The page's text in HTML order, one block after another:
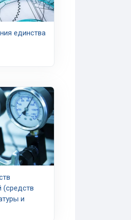
единства
средств теплотехнических
(средств
и